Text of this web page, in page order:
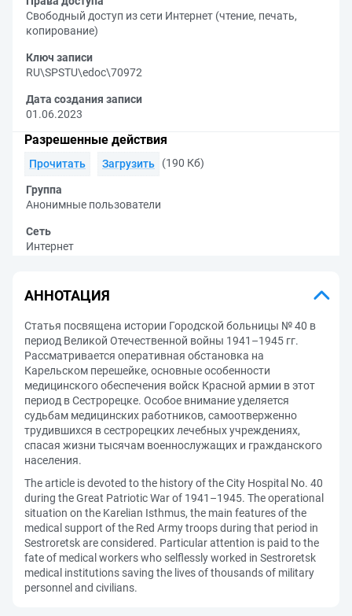
Свободный доступ из сети Интернет (чтение, печать,
копирование)
Ключ записи
RU\SPSTU\edoc\70972
Дата создания записи
01.06.2023
Разрешенные действия
Прочитать Загрузить (190 Кб)
Группа
Анонимные пользователи
Сеть
Интернет
АННОТАЦИЯ
Статья посвящена истории Городской больницы № 40 в
период Великой Отечественной войны 1941–1945 гг.
Рассматривается оперативная обстановка на
Карельском перешейке, основные особенности
медицинского обеспечения войск Красной армии в этот
период в Сестрорецке. Особое внимание уделяется
судьбам медицинских работников, самоотверженно
трудившихся в сестрорецких лечебных учреждениях,
спасая жизни тысячам военнослужащих и гражданского
населения.
The article is devoted to the history of the City Hospital No. 40
during the Great Patriotic War of 1941–1945. The operational
situation on the Karelian Isthmus, the main features of the
medical support of the Red Army troops during that period in
Sestroretsk are considered. Particular attention is paid to the
fate of medical workers who selflessly worked in Sestroretsk
medical institutions saving the lives of thousands of military
personnel and civilians.